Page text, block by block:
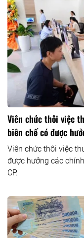
Viên chức thôi việc
biên chế có được
Viên chức thôi việc
được hưởng các
CP.